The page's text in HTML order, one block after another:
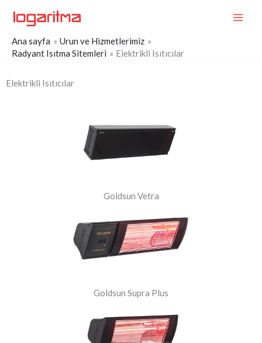
atla
Ana sayfa
Urun ve Hizmetlerimiz
Radyant Isıtma Sitemleri
Elektrikli Isıtıcılar
Elektrikli Isıtıcılar
Goldsun Vetra
Goldsun Supra Plus